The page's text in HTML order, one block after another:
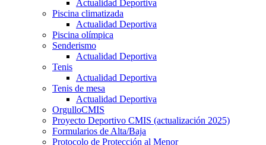
Actualidad Deportiva
Piscina climatizada
Actualidad Deportiva
Piscina olímpica
Senderismo
Actualidad Deportiva
Tenis
Actualidad Deportiva
Tenis de mesa
Actualidad Deportiva
OrgulloCMIS
Proyecto Deportivo CMIS (actualización 2025)
Formularios de Alta/Baja
Protocolo de Protección al Menor